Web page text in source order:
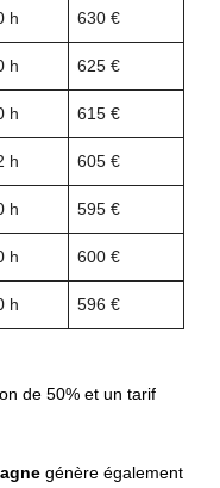
h 630 €
h 625 €
h 615 €
h 605 €
h 595 €
h 600 €
h 596 €
de 50% et un tarif
génère également